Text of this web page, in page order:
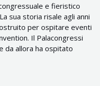
e fieristico
sua storia risale agli anni
per ospitare eventi
Il Palacongressi
da allora ha ospitato